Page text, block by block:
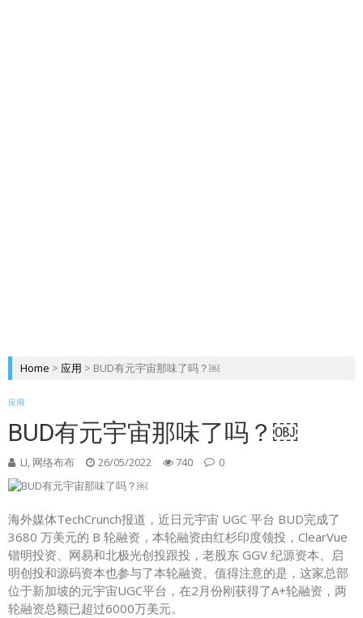
Home > 应用 > BUD有元宇宙那味了吗？￼
应用
BUD有元宇宙那味了吗？￼
LI, 网络布布 26/05/2022 740 0
海外媒体TechCrunch报道，近日元宇宙 UGC 平台 BUD完成了
3680 万美元的 B 轮融资，本轮融资由红杉印度领投，ClearVue
锴明投资、网易和北极光创投跟投，老股东 GGV 纪源资本、启
明创投和源码资本也参与了本轮融资。值得注意的是，这家总部
位于新加坡的元宇宙UGC平台，在2月份刚获得了A+轮融资，两
轮融资总额已超过6000万美元。